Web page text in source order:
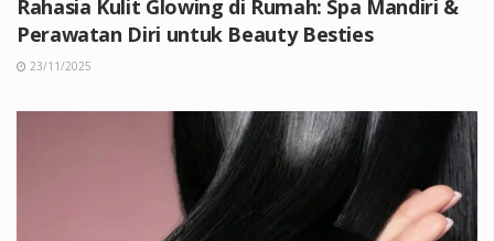
Rahasia Kulit Glowing di Rumah: Spa Mandiri &
Perawatan Diri untuk Beauty Besties
23/11/2025